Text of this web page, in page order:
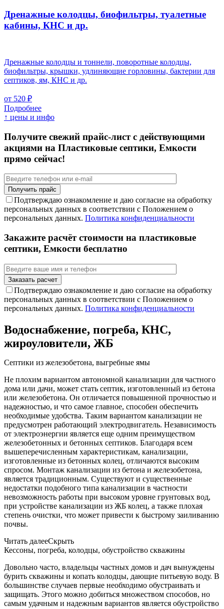
Дренажные колодцы, биофильтры, туалетные
кабины, КНС и др.
Дренажные колодцы и тоннели, поворотные колодцы,
биофильтры, крышки, удлиняющие горловины, бактерии для
септиков, ям, КНС и др.
от 520 ₽
Подробнее
↑ цены и инфо
Получите свежий прайс-лист с действующими
акциями на Пластиковые септики, Емкости
прямо сейчас!
Подтверждаю ознакомление и даю согласие на обработку
персональных данных в соответствии с Положением о
персональных данных. Политика конфиденциальности
Закажите расчёт стоимости на пластиковые
септики, Емкости бесплатно
Подтверждаю ознакомление и даю согласие на обработку
персональных данных в соответствии с Положением о
персональных данных. Политика конфиденциальности
Водоснабжение, погреба, КНС,
жироуловители, ЖБ
Септики из железобетона, выгребные ямы
Не плохим вариантом автономной канализации для частного
дома или дачи, может стать септик, изготовленный из бетона
или железобетона. Он отличается повышенной прочностью и
надежностью, и что самое главное, способен обеспечить
необходимые удобства. Таким вариантом канализации не
предусмотрен работающий электродвигатель. Независимость
от электроэнергии является еще одним преимуществом
железобетонных и бетонных септиков. Благодаря всем
вышеперечисленным характеристикам, канализации,
изготовленные из бетонных колец, отличаются высоким
спросом. Монтаж канализации из бетона и железобетона,
является традиционным. Существуют и существенные
недостатки подобного типа канализации в частности
невозможность работы при высоком уровне грунтовых вод,
при устройстве канализации из ЖБ колец, а также плохая
степень очистки, что может привести к быстрому заиливанию
почвы.
Читать далееСкрыть
Кессоны, погреба, колодцы, обустройство скважины
Довольно часто, владельцы частных домов и дач вынуждены
бурить скважины и копать колодцы, дающие питьевую воду. В
большинстве случаев первые необходимо обустраивать и
защищать. Этого можно добиться множеством способов, но
самым удачным и надежным вариантов является обустройство